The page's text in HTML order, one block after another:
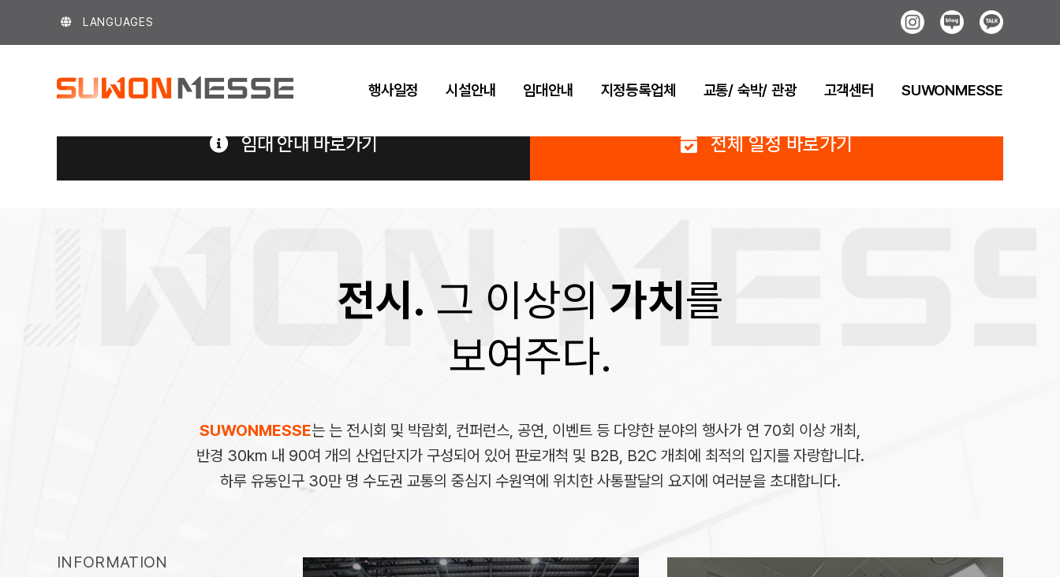
LANGUAGES Instagram
BlogKakao
행사일정 시설안내 임대안내 지정등록업체 교통/ 숙박/ 관광 고객센터 SUWONMESSE
임대 안내 바로가기 전체 일정 바로가기
전시. 그 이상의 가치 를
보여주다.
SUWONMESSE는 는 전시회 및 박람회, 컨퍼런스, 공연, 이벤트 등 다양한 분야의 행사가 연 70회 이상 개최,
반경 30km 내 90여 개의 산업단지가 구성되어 있어 판로개척 및 B2B, B2C 개최에 최적의 입지를 자랑합니다.
하루 유동인구 30만 명 수도권 교통의 중심지 수원역에 위치한 사통팔달의 요지에 여러분을 초대합니다.
INFORMATION